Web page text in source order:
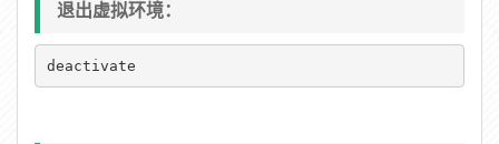
退出虚拟环境：
deactivate